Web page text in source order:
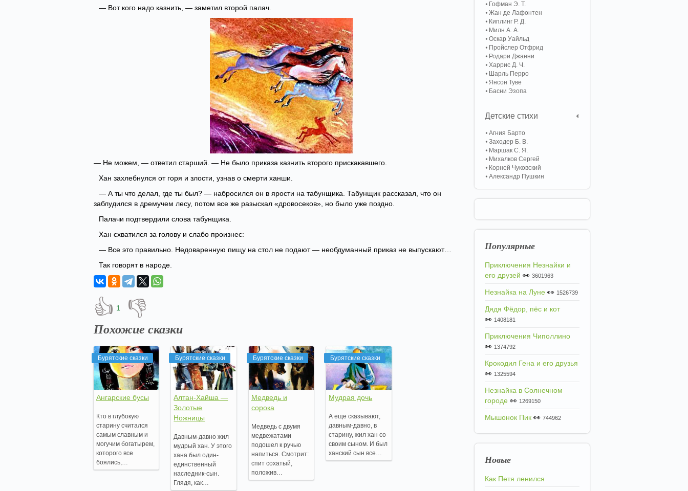
— Вот кого надо казнить, — заметил второй палач.
— Не можем, — ответил старший. — Не было приказа казнить второго прискакавшего.
Хан захлебнулся от горя и злости, узнав о смерти ханши.
— А ты что делал, где ты был? — набросился он в ярости на табунщика. Табунщик рассказал, что он
заблудился в дремучем лесу, потом все же разыскал «дровосеков», но было уже поздно.
Палачи подтвердили слова табунщика.
Хан схватился за голову и слабо произнес:
— Все это правильно. Недоваренную пищу на стол не подают — необдуманный приказ не выпускают…
Так говорят в народе.
👍 1 👎
Похожие сказки
Бурятские сказки
Ангарские бусы
Кто в глубокую
старину считался
самым славным и
могучим богатырем,
которого все
боялись,…
Бурятские сказки
Алтан-Хайша —
Золотые
Ножницы
Давным-давно жил
мудрый хан. У этого
хана был один-
единственный
наследник-сын.
Глядя, как…
Бурятские сказки
Медведь и
сорока
Медведь с двумя
медвежатами
подошел к ручью
напиться. Смотрит:
спит сохатый,
положив…
Бурятские сказки
Мудрая дочь
А еще сказывают,
давным-давно, в
старину, жил хан со
своим сыном. И был
ханский сын все…
Гофман Э. Т.
Жан де Лафонтен
Киплинг Р. Д.
Милн А. А.
Оскар Уайльд
Пройслер Отфрид
Родари Джанни
Харрис Д. Ч.
Шарль Перро
Янсон Туве
Басни Эзопа
Детские стихи
Агния Барто
Заходер Б. В.
Маршак С. Я.
Михалков Сергей
Корней Чуковский
Александр Пушкин
Популярные
Приключения Незнайки и
его друзей 👀 3601963
Незнайка на Луне 👀 1526739
Дядя Фёдор, пёс и кот
👀 1408181
Приключения Чиполлино
👀 1374792
Крокодил Гена и его друзья
👀 1325594
Незнайка в Солнечном
городе 👀 1269150
Мышонок Пик 👀 744962
Новые
Как Петя ленился